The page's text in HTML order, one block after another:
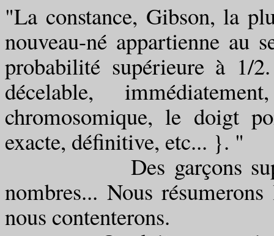
"La constance, Gibson, la
nouveau-né appartienne
probabilité supérieure à
décelable,
chromosomique, le doigt
exacte, définitive, etc... }. "
Des garçons
nombres... Nous
nous contenterons.